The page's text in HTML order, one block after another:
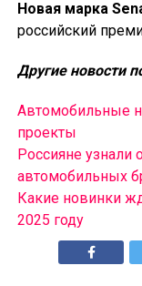
Новая марка
российский
Другие новости
Автомобильные
проекты
Россияне узнали
автомобильных
Какие новинки
2025 году